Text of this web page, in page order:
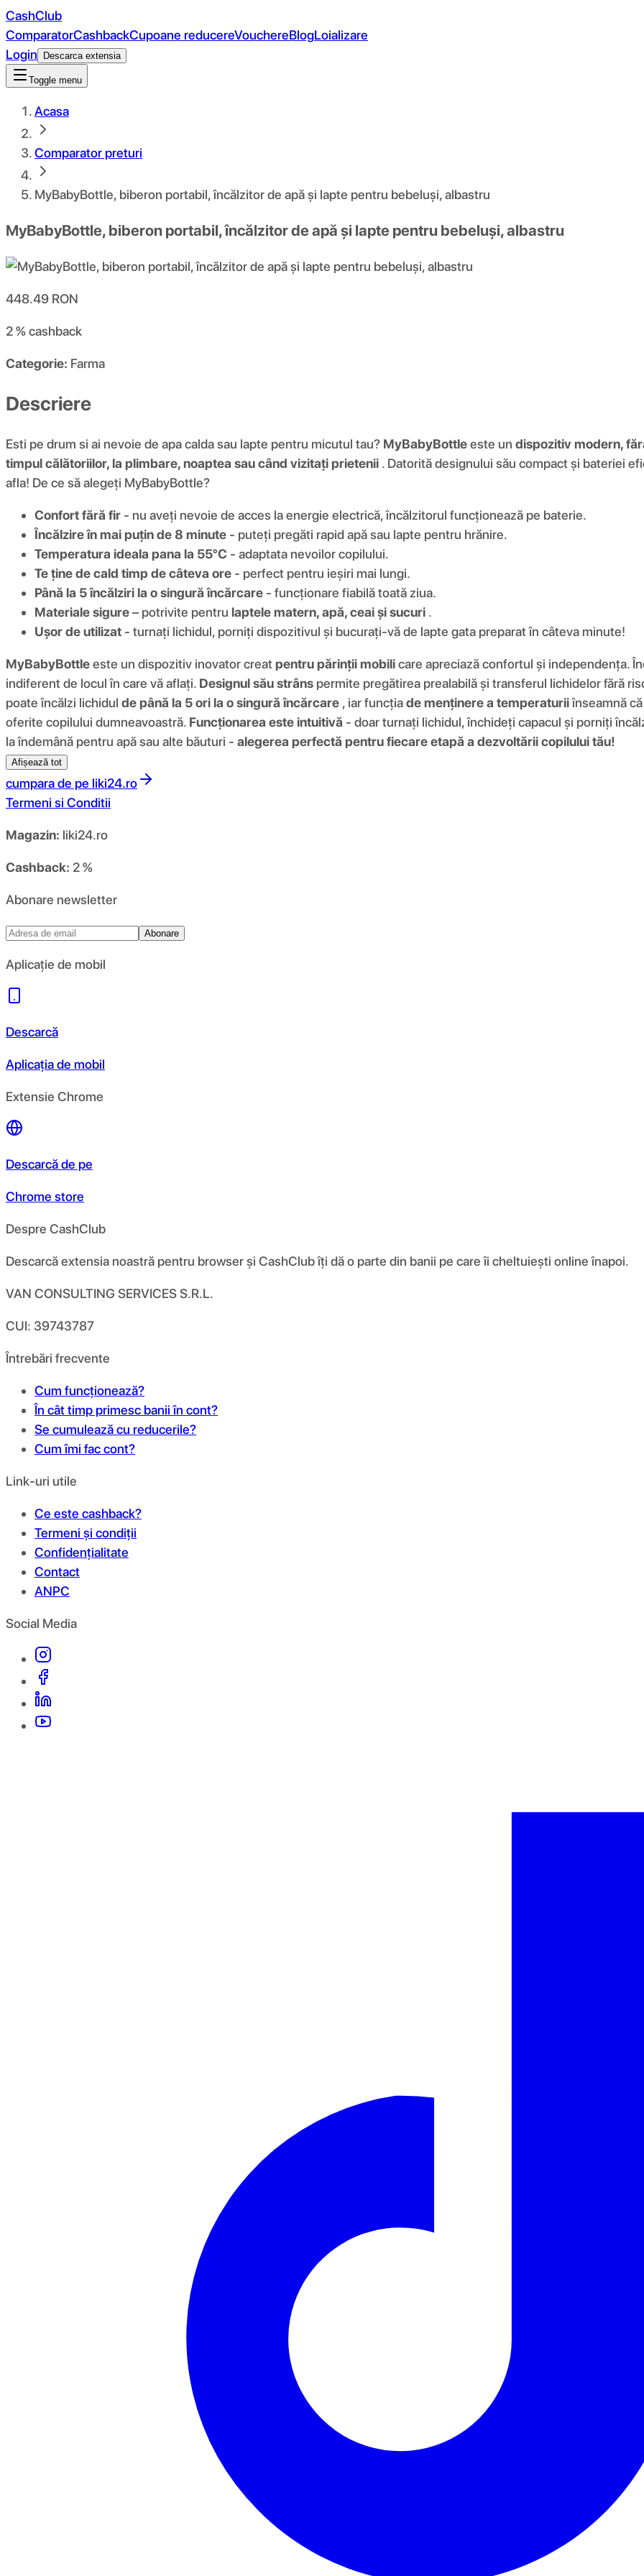
CashClub
ComparatorCashbackCupoane reducereVouchereBlogLoializare
Login
Descarca extensia
Toggle menu
Acasa
Comparator preturi
MyBabyBottle, biberon portabil, încălzitor de apă și lapte pentru bebeluși, albastru
MyBabyBottle, biberon portabil, încălzitor de apă și lapte pentru bebeluși, albastru
448.49 RON
2 %cashback
Categorie: Farma
Descriere
Esti pe drum si ai nevoie de apa calda sau lapte pentru micutul tau? MyBabyBottleeste un dispozitiv modern,
timpul călătoriilor, la plimbare, noaptea sau când vizitați prietenii . Datorită designului său compact și bateriei
afla! De ce să alegeți MyBabyBottle?
Confort fără fir - nu aveți nevoie de acces la energie electrică, încălzitorul funcționează pe baterie.
Încălzire în mai puțin de 8 minute - puteți pregăti rapid apă sau lapte pentru hrănire.
Temperatura ideala pana la 55°C - adaptata nevoilor copilului.
Te ține de cald timp de câteva ore - perfect pentru ieșiri mai lungi.
Până la 5 încălziri la o singură încărcare - funcționare fiabilă toată ziua.
Materiale sigure– potrivite pentru laptele matern, apă, ceai și sucuri .
Ușor de utilizat - turnați lichidul, porniți dispozitivul și bucurați-vă de lapte gata preparat în câteva minute!
MyBabyBottleeste un dispozitiv inovator creatpentru părinții mobilicare apreciază confortul și independența.
indiferent de locul în care vă aflați. Designul său strâns permite pregătirea prealabilă și transferul lichidelor fără
poate încălzi lichidul de până la 5 ori la o singură încărcare , iar funcțiade menținere a temperaturiiînseamnă
oferite copilului dumneavoastră. Funcționarea este intuitivă - doar turnați lichidul, închideți capacul și porniți
la îndemână pentru apă sau alte băuturi - alegerea perfectă pentru fiecare etapă a dezvoltării copilului tău!
Afișează tot
cumpara de pe liki24.ro
Termeni si Conditii
Magazin: liki24.ro
Cashback: 2 %
Abonare newsletter
Abonare
Aplicație de mobil
Descarcă
Aplicația de mobil
Extensie Chrome
Descarcă de pe
Chrome store
Despre CashClub
Descarcă extensia noastră pentru browser și CashClub îți dă o parte din banii pe care îi cheltuiești online înapoi.
VAN CONSULTING SERVICES S.R.L.
CUI: 39743787
Întrebări frecvente
Cum funcționează?
În cât timp primesc banii în cont?
Se cumulează cu reducerile?
Cum îmi fac cont?
Link-uri utile
Ce este cashback?
Termeni și condiții
Confidențialitate
Contact
ANPC
Social Media